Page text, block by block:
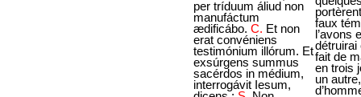
per tríduum áliud non
manufáctum
ædificábo. C. Et non
erat convéniens
testimónium illórum. Et
exsúrgens summus
sacérdos in médium,
interrogávit Iesum,